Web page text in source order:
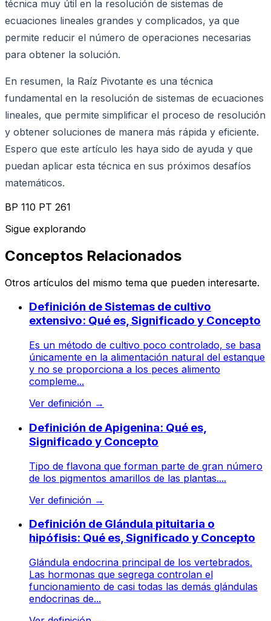
técnica muy útil en la resolución de sistemas de
ecuaciones lineales grandes y complicados, ya que
permite reducir el número de operaciones necesarias
para obtener la solución.
En resumen, la Raíz Pivotante es una técnica
fundamental en la resolución de sistemas de ecuaciones
lineales, que permite simplificar el proceso de resolución
y obtener soluciones de manera más rápida y eficiente.
Espero que este artículo les haya sido de ayuda y que
puedan aplicar esta técnica en sus próximos desafíos
matemáticos.
BP 110 PT 261
Sigue explorando
Conceptos Relacionados
Otros artículos del mismo tema que pueden interesarte.
Definición de Sistemas de cultivo
extensivo: Qué es, Significado y Concepto
Es un método de cultivo poco controlado, se basa
únicamente en la alimentación natural del estanque
y no se proporciona a los peces alimento
compleme...
Ver definición →
Definición de Apigenina: Qué es,
Significado y Concepto
Tipo de flavona que forman parte de gran número
de los pigmentos amarillos de las plantas....
Ver definición →
Definición de Glándula pituitaria o
hipófisis: Qué es, Significado y Concepto
Glándula endocrina principal de los vertebrados.
Las hormonas que segrega controlan el
funcionamiento de casi todas las demás glándulas
endocrinas de...